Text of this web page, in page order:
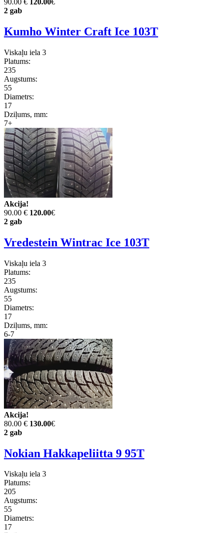
90.00 € 120.00€
2 gab
Kumho Winter Craft Ice 103T
Viskaļu iela 3
Platums:
235
Augstums:
55
Diametrs:
17
Dziļums, mm:
7+
Akcija!
90.00 € 120.00€
2 gab
Vredestein Wintrac Ice 103T
Viskaļu iela 3
Platums:
235
Augstums:
55
Diametrs:
17
Dziļums, mm:
6-7
Akcija!
80.00 € 130.00€
2 gab
Nokian Hakkapeliitta 9 95T
Viskaļu iela 3
Platums:
205
Augstums:
55
Diametrs:
17